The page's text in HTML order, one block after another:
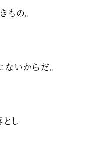
もの。
いからだ。
し